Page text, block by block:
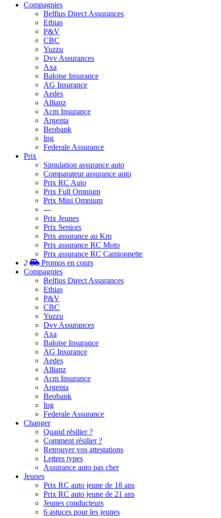
Compagnies
Belfius Direct Assurances
Ethias
P&V
CBC
Yuzzu
Dvv Assurances
Axa
Baloise Insurance
AG Insurance
Aedes
Allianz
Acm Insurance
Argenta
Beobank
Ing
Federale Assurance
Prix
Simulation assurance auto
Comparateur assurance auto
Prix RC Auto
Prix Full Omnium
Prix Mini Omnium
---
Prix Jeunes
Prix Seniors
Prix assurance au Km
Prix assurance RC Moto
Prix assurance RC Camionnette
2
Promos en cours
Compagnies
Belfius Direct Assurances
Ethias
P&V
CBC
Yuzzu
Dvv Assurances
Axa
Baloise Insurance
AG Insurance
Aedes
Allianz
Acm Insurance
Argenta
Beobank
Ing
Federale Assurance
Changer
Quand résilier ?
Comment résilier ?
Retrouver vos attestations
Lettres types
Assurance auto pas cher
Jeunes
Prix RC auto jeune de 18 ans
Prix RC auto jeune de 21 ans
Jeunes conducteurs
6 astuces pour les jeunes